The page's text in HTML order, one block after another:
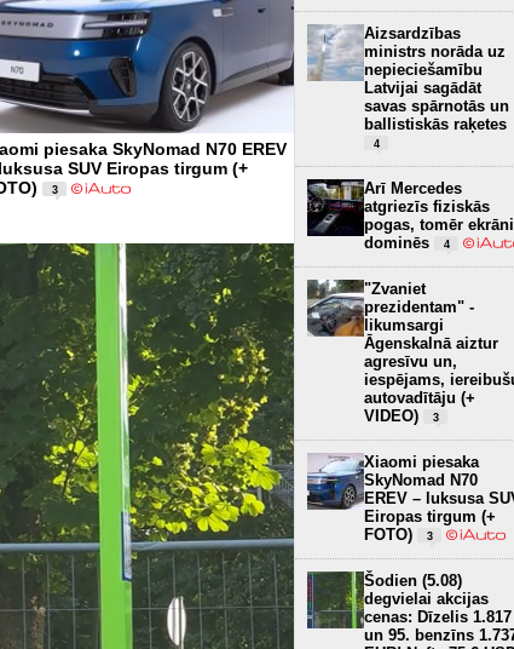
piesaka SkyNomad N70 EREV
SUV Eiropas tirgum (+
3
Aizsardzības
ministrs norāda uz
nepieciešamību
Latvijai sagādāt
savas spārnotās un
ballistiskās raķetes
4
Arī Mercedes
atgriezīs fiziskās
pogas, tomēr ekrāni
dominēs
4
"Zvaniet
prezidentam" -
likumsargi
Āgenskalnā aiztur
agresīvu un,
iespējams,
autovadītāju (+
VIDEO)
3
Xiaomi piesaka
SkyNomad N70
EREV – luksusa
Eiropas tirgum (+
FOTO)
3
Šodien (5.08)
degvielai akcijas
cenas: Dīzelis 1.817
un 95. benzīns